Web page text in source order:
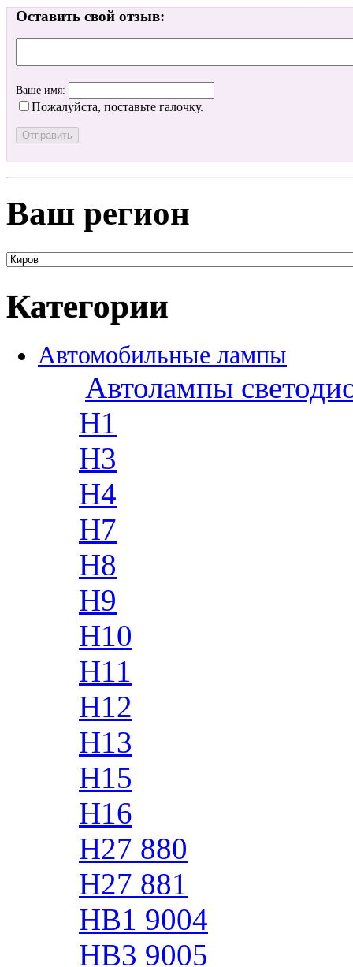
Оставить свой отзыв:
Ваше имя:
Пожалуйста, поставьте галочку.
Ваш регион
Категории
Автомобильные лампы
Автолампы
H1
H3
H4
H7
H8
H9
H10
H11
H12
H13
H15
H16
H27 880
H27 881
HB1 9004
HB3 9005